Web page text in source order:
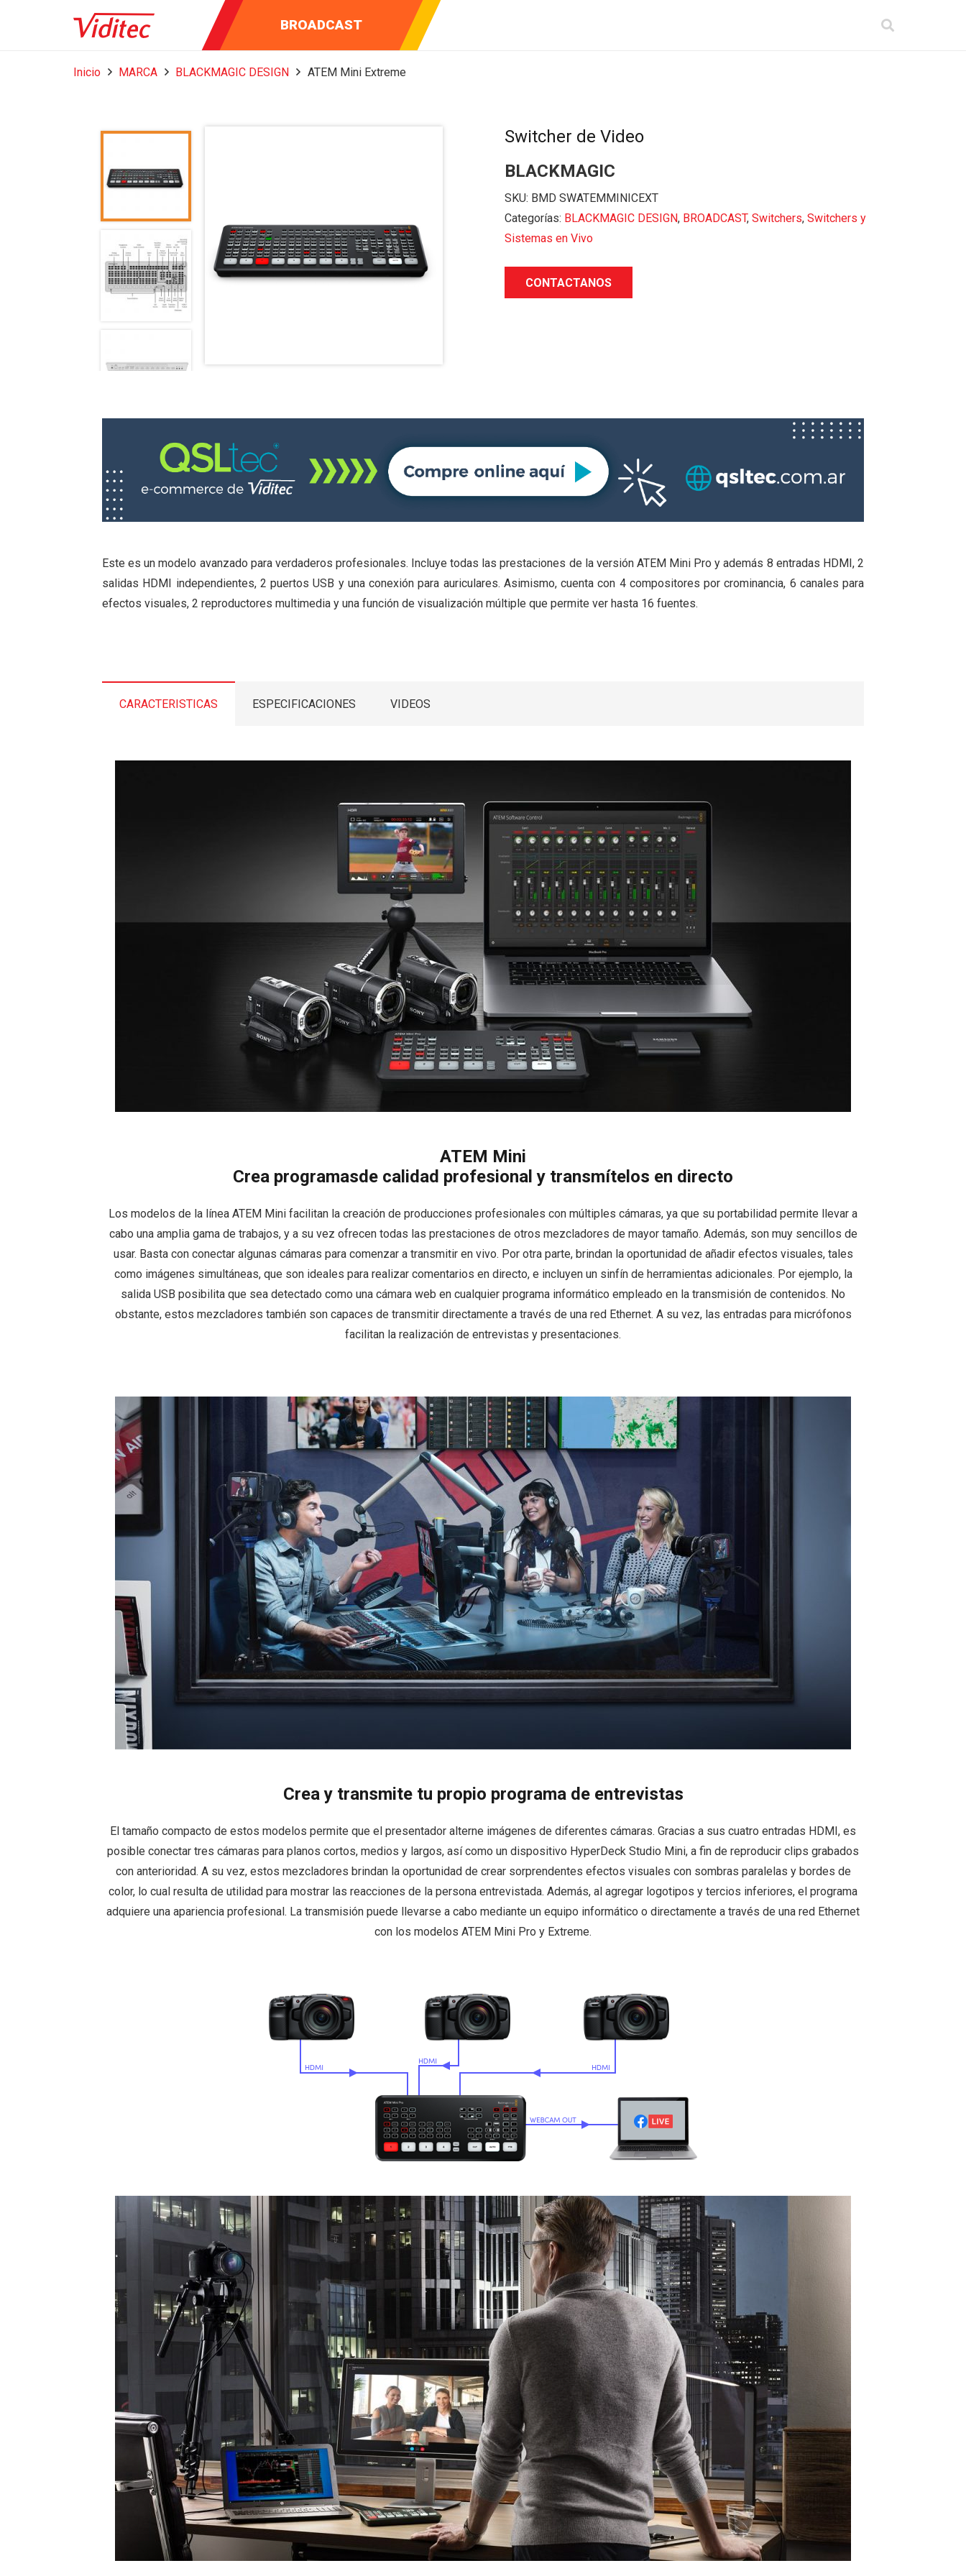
AUDIO Y VIDEO
BROADCAST
INSTRUMENTOS DE
MEDICIÓN
Inicio MARCA BLACKMAGIC DESIGN ATEM Mini Extreme
Switcher de Video
BLACKMAGIC
SKU: BMD SWATEMMINICEXT
Categorías: BLACKMAGIC DESIGN, BROADCAST, Switchers, Switchers y
Sistemas en Vivo
CONTACTANOS
Este es un modelo avanzado para verdaderos profesionales. Incluye todas las prestaciones de la versión ATEM Mini Pro y además 8 entradas HDMI, 2
salidas HDMI independientes, 2 puertos USB y una conexión para auriculares. Asimismo, cuenta con 4 compositores por crominancia, 6 canales para
efectos visuales, 2 reproductores multimedia y una función de visualización múltiple que permite ver hasta 16 fuentes.
CARACTERISTICAS ESPECIFICACIONES VIDEOS
ATEM Mini
Crea programasde calidad profesional y transmítelos en directo
Los modelos de la línea ATEM Mini facilitan la creación de producciones profesionales con múltiples cámaras, ya que su portabilidad permite llevar a
cabo una amplia gama de trabajos, y a su vez ofrecen todas las prestaciones de otros mezcladores de mayor tamaño. Además, son muy sencillos de
usar. Basta con conectar algunas cámaras para comenzar a transmitir en vivo. Por otra parte, brindan la oportunidad de añadir efectos visuales, tales
como imágenes simultáneas, que son ideales para realizar comentarios en directo, e incluyen un sinfín de herramientas adicionales. Por ejemplo, la
salida USB posibilita que sea detectado como una cámara web en cualquier programa informático empleado en la transmisión de contenidos. No
obstante, estos mezcladores también son capaces de transmitir directamente a través de una red Ethernet. A su vez, las entradas para micrófonos
facilitan la realización de entrevistas y presentaciones.
Crea y transmite tu propio programa de entrevistas
El tamaño compacto de estos modelos permite que el presentador alterne imágenes de diferentes cámaras. Gracias a sus cuatro entradas HDMI, es
posible conectar tres cámaras para planos cortos, medios y largos, así como un dispositivo HyperDeck Studio Mini, a fin de reproducir clips grabados
con anterioridad. A su vez, estos mezcladores brindan la oportunidad de crear sorprendentes efectos visuales con sombras paralelas y bordes de
color, lo cual resulta de utilidad para mostrar las reacciones de la persona entrevistada. Además, al agregar logotipos y tercios inferiores, el programa
adquiere una apariencia profesional. La transmisión puede llevarse a cabo mediante un equipo informático o directamente a través de una red Ethernet
con los modelos ATEM Mini Pro y Extreme.